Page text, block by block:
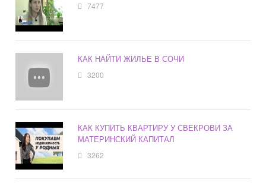
7477
КАК НАЙТИ ЖИЛЬЕ В СОЧИ
3200
КАК КУПИТЬ КВАРТИРУ У СВЕКРОВИ ЗА
МАТЕРИНСКИЙ КАПИТАЛ
3262